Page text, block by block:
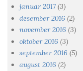
januar 2017(3)
desember 2016 (2)
november 2016 (3)
oktober 2016 (3)
september 2016 (5)
august 2016 (2)